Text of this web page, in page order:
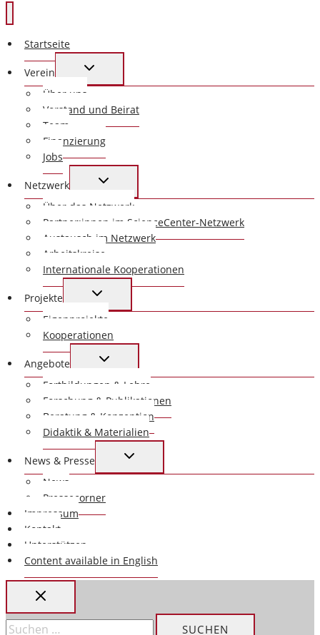
Startseite
Verein
UNTERMENÜ
Über uns
Vorstand und Beirat
Team
Finanzierung
Jobs
Netzwerk
UNTERMENÜ
Über das Netzwerk
Partner:innen im ScienceCenter-Netzwerk
Austausch im Netzwerk
Arbeitskreise
Internationale Kooperationen
Projekte
UNTERMENÜ
Eigenprojekte
Kooperationen
Angebote
UNTERMENÜ
UMSCHALTEN
Fortbildungen & Lehre
Forschung & Publikationen
Beratung & Konzeption
Didaktik & Materialien
News & Presse
UNTERMENÜ
News
Pressecorner
Impressum
Kontakt
Unterstützen
Content available in English
Suchen